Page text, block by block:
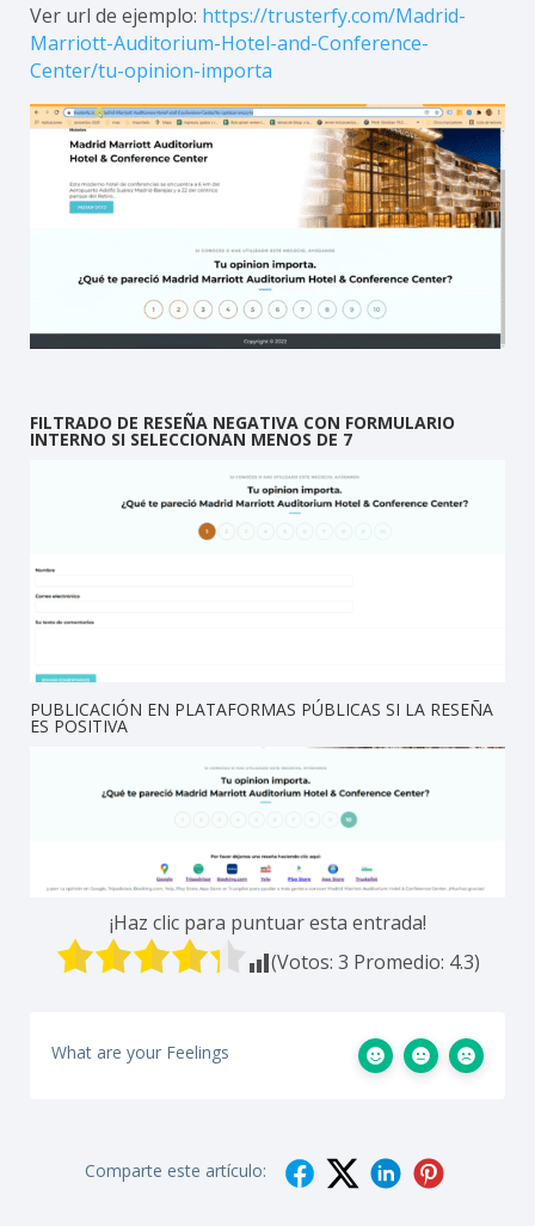
Ver url de ejemplo: https://trusterfy.com/Madrid-
Marriott-Auditorium-Hotel-and-Conference-
Center/tu-opinion-importa
FILTRADO DE RESEÑA NEGATIVA CON FORMULARIO
INTERNO SI SELECCIONAN MENOS DE 7
PUBLICACIÓN EN PLATAFORMAS PÚBLICAS SI LA RESEÑA
ES POSITIVA
¡Haz clic para puntuar esta entrada!
(Votos: 3 Promedio: 4.3)
What are your Feelings
Comparte este artículo: